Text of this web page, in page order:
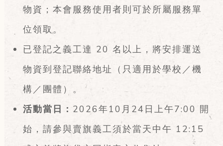
物資；本會服務使用者則可於所屬服務單
位領取。
已登記之義工達 20 名以上，將安排運送
物資到登記聯絡地址（只適用於學校／機
構／團體）。
活動當日： 2026年10月24日上午7:00 開
始，請參與賣旗義工須於當天中午 12:15